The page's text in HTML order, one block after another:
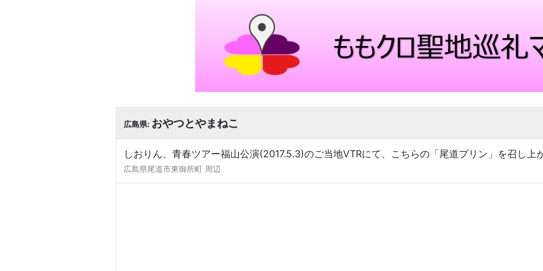
広島県: おやつとやまねこ
しおりん、青春ツアー福山公演(2017.5.3)のご当地VTRにて、こちらの「尾道プリン」を召し上
広島県尾道市東御所町 周辺